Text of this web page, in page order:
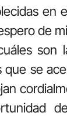
en
de
son
que se